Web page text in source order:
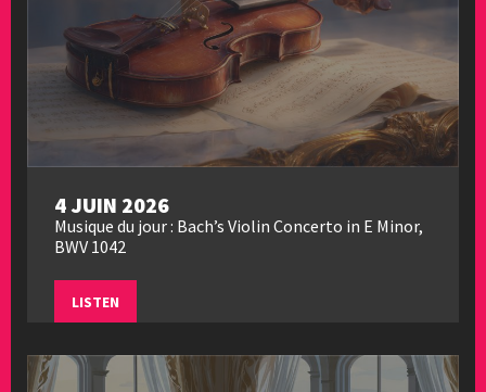
4 JUIN 2026
Musique du jour : Bach’s Violin Concerto in E Minor,
BWV 1042
LISTEN